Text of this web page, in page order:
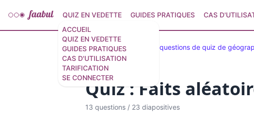
ACCUEIL
QUIZ EN VEDETTE
GUIDES PRATIQUES
CAS D'UTILISATION
TARIFICATION
SE CONNECTER
QUIZ EN VEDETTE GUIDES PRATIQUES CAS
Quiz en vedette 30 questions de quiz de
Quiz : Faits
13 questions / 23 diapositives